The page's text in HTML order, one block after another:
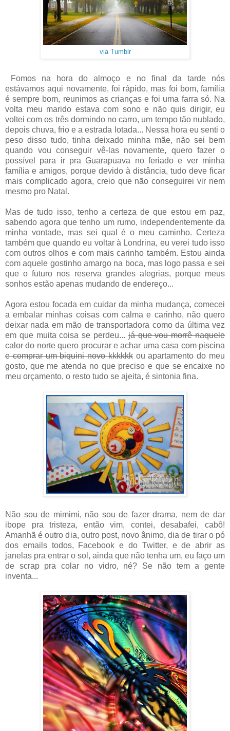
via Tumblr
Fomos na hora do almoço e no final da tarde nós
estávamos aqui novamente, foi rápido, mas foi bom, família
é sempre bom, reunimos as crianças e foi uma farra só. Na
volta meu marido estava com sono e não quis dirigir, eu
voltei com os três dormindo no carro, um tempo tão nublado,
depois chuva, frio e a estrada lotada... Nessa hora eu senti o
peso disso tudo, tinha deixado minha mãe, não sei bem
quando vou conseguir vê-las novamente, quero fazer o
possível para ir pra Guarapuava no feriado e ver minha
família e amigos, porque devido à distância, tudo deve ficar
mais complicado agora, creio que não conseguirei vir nem
mesmo pro Natal.
Mas de tudo isso, tenho a certeza de que estou em paz,
sabendo agora que tenho um rumo, independentemente da
minha vontade, mas sei qual é o meu caminho. Certeza
também que quando eu voltar à Londrina, eu verei tudo isso
com outros olhos e com mais carinho também. Estou ainda
com aquele gostinho amargo na boca, mas logo passa e sei
que o futuro nos reserva grandes alegrias, porque meus
sonhos estão apenas mudando de endereço...
Agora estou focada em cuidar da minha mudança, comecei
a embalar minhas coisas com calma e carinho, não quero
deixar nada em mão de transportadora como da última vez
em que muita coisa se perdeu...já que vou morrê naquele
calor do nortequero procurar e achar uma casacom piscina
e comprar um biquini novo kkkkkkou apartamento do meu
gosto, que me atenda no que preciso e que se encaixe no
meu orçamento, o resto tudo se ajeita, é sintonia fina.
Não sou de mimimi, não sou de fazer drama, nem de dar
ibope pra tristeza, então vim, contei, desabafei, cabô!
Amanhã é outro dia, outro post, novo ânimo, dia de tirar o pó
dos emails todos, Facebook e do Twitter, e de abrir as
janelas pra entrar o sol, ainda que não tenha um, eu faço um
de scrap pra colar no vidro, né? Se não tem a gente
inventa...